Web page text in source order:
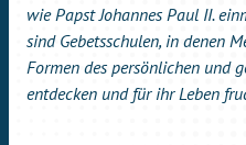
wie Papst Johannes Paul II.
sind Gebetsschulen, in denen
Formen des persönlichen und
entdecken und für ihr Leben